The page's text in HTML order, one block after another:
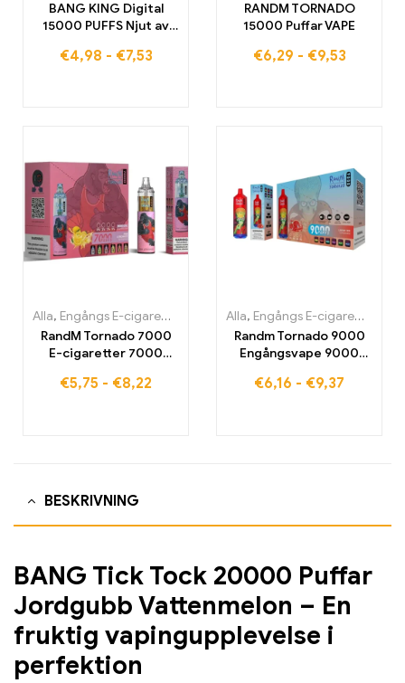
BANG KING Digital
15000 PUFFS Njut av
upplevelsen
€4,98 - €7,53
RANDM TORNADO
15000 Puffar VAPE
€6,29 - €9,53
Alla, Engångs E-cigaretter Engångs-e-cigaretter Belgien,
RandM Tornado 7000
E-cigaretter 7000
€5,75 - €8,22
Alla, Engångs E-cigaretter
Randm Tornado 9000
Engångsvape 9000
€6,16 - €9,37
BESKRIVNING
BANG Tick Tock 20000 Puffar
Jordgubb Vattenmelon – En
fruktig vapingupplevelse i
perfektion